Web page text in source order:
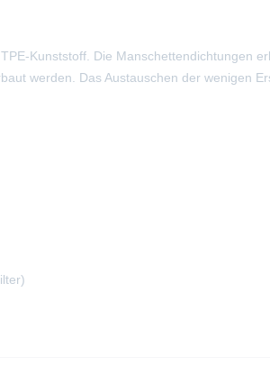
Kunststoff. Die Manschettendichtungen
werden. Das Austauschen der wenigen